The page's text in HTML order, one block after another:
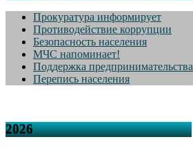
Прокуратура информирует
Противодействие коррупции
Безопасность населения
МЧС напоминает!
Поддержка предпринимательства
Перепись населения
2026